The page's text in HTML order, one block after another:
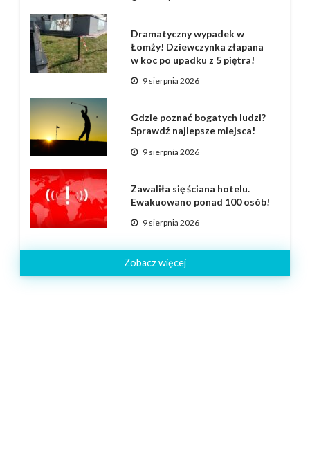
Dramatyczny wypadek w
Łomży! Dziewczynka złapana
w koc po upadku z 5 piętra!
9 sierpnia 2026
Gdzie poznać bogatych ludzi?
Sprawdź najlepsze miejsca!
9 sierpnia 2026
Zawaliła się ściana hotelu.
Ewakuowano ponad 100 osób!
9 sierpnia 2026
Zobacz więcej